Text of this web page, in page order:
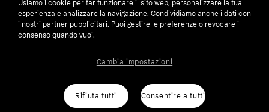
number: 556737-0431
Cookies Klarna.com
Usiamo i cookie per far funzionare il sito web, personalizzare la tua
esperienza e analizzare la navigazione. Condividiamo anche i dati con
i nostri partner pubblicitari. Puoi gestire le preferenze o revocare il
consenso quando vuoi.
Rifiuta tutti Consentire a tutti
Cambia impostazioni